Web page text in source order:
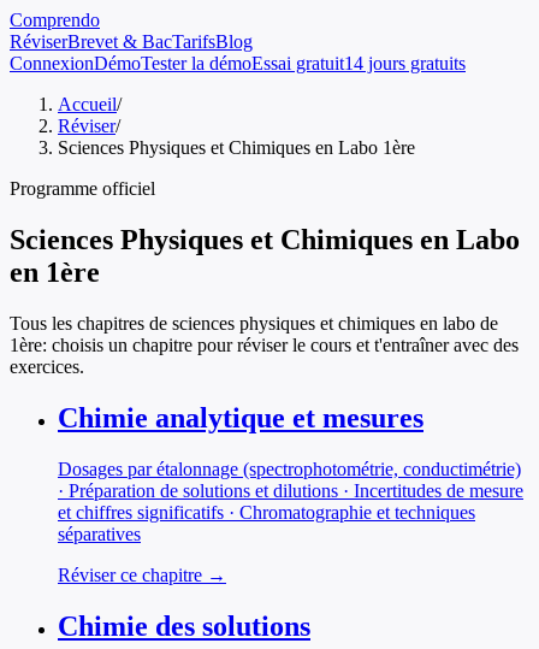
Comprendo
RéviserBrevet & BacTarifsBlog
ConnexionDémoTester la démoEssai gratuit14 jours gratuits
Accueil/
Réviser/
Sciences Physiques et Chimiques en Labo 1ère
Programme officiel
Sciences Physiques et Chimiques en Labo
en 1ère
Tous les chapitres de sciences physiques et chimiques en labo de
1ère: choisis un chapitre pour réviser le cours et t'entraîner avec des
exercices.
Chimie analytique et mesures
Dosages par étalonnage (spectrophotométrie, conductimétrie)
· Préparation de solutions et dilutions · Incertitudes de mesure
et chiffres significatifs · Chromatographie et techniques
séparatives
Réviser ce chapitre →
Chimie des solutions